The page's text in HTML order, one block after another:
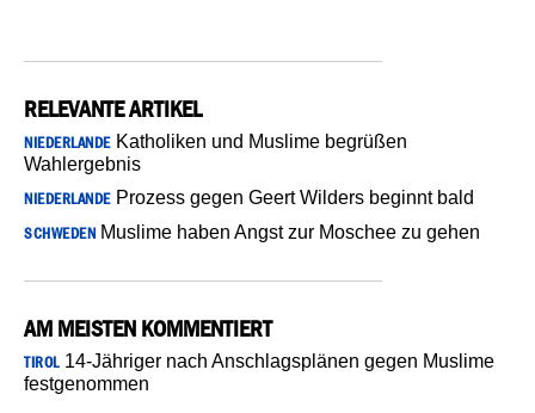
RELEVANTE ARTIKEL
NIEDERLANDEKatholiken und Muslime begrüßen
Wahlergebnis
NIEDERLANDEProzess gegen Geert Wilders beginnt bald
SCHWEDEN Muslime haben Angst zur Moschee zu gehen
AM MEISTEN KOMMENTIERT
TIROL14-Jähriger nach Anschlagsplänen gegen Muslime
festgenommen